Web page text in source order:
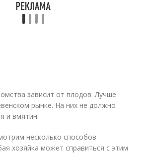
зависит от плодов. Лучше
рынке. На них не должно
и вмятин.
несколько способов
хозяйка может справиться с этим